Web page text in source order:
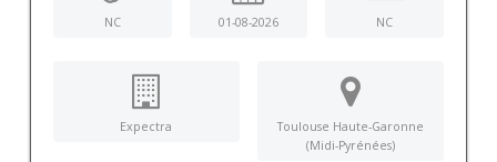
NC 01-08-2026 NC
Expectra
Toulouse Haute-Garonne
(Midi-Pyrénées)